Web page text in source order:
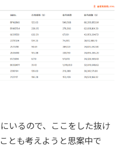
いるので、ここをした抜け
とも考えようと思案中で